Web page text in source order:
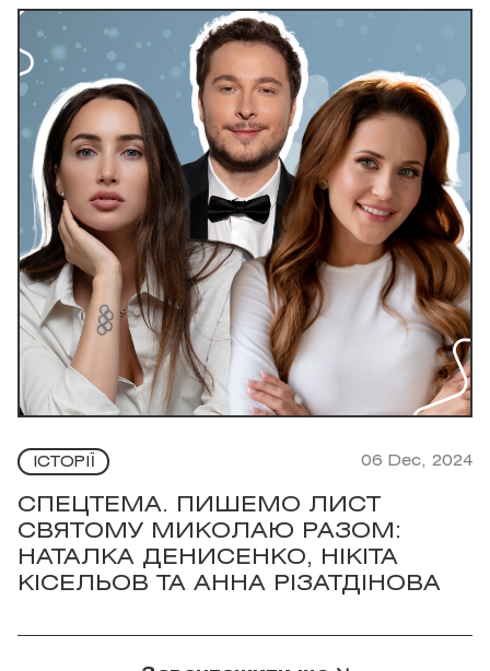
ІСТОРІЇ 06 Dec, 2024
СПЕЦТЕМА. ПИШЕМО ЛИСТ
СВЯТОМУ МИКОЛАЮ РАЗОМ:
НАТАЛКА ДЕНИСЕНКО, НІКІТА
КІСЕЛЬОВ ТА АННА РІЗАТДІНОВА